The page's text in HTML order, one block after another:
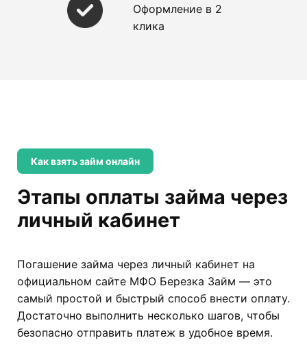
Оформление в 2
клика
Как взять займ онлайн
Этапы оплаты займа через
личный кабинет
Погашение займа через личный кабинет на
официальном сайте МФО Березка Займ — это
самый простой и быстрый способ внести оплату.
Достаточно выполнить несколько шагов, чтобы
безопасно отправить платеж в удобное время.